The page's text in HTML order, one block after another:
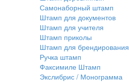
Самонаборный штамп
Штамп для документов
Штамп для учителя
Штамп приколы
Штамп для брендирования
Ручка штамп
Факсимиле Штамп
Экслибрис / Монограмма